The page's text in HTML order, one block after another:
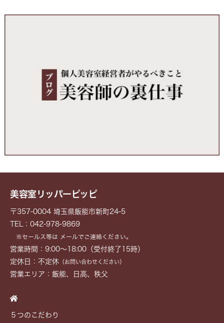
美容室リッパーピッピ
〒357-0004 埼玉県飯能市新町24-5
TEL：042-978-9869
※セールス等は メールでご連絡ください。
営業時間：9:00～18:00（受付終了15時）
定休日：不定休 （お問い合わせください）
営業エリア：飯能、日高、秩父
５つのこだわり